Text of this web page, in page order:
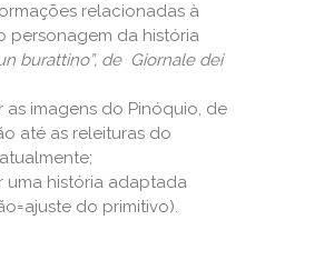
relacionadas à
personagem da história
burattino”, de Giornale dei
as imagens do Pinóquio, de
até as releituras do
uma história adaptada
do primitivo).